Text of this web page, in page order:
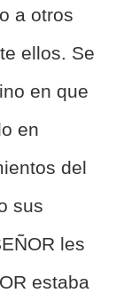
a otros
ellos. Se
en que
en
del
sus
les
estaba